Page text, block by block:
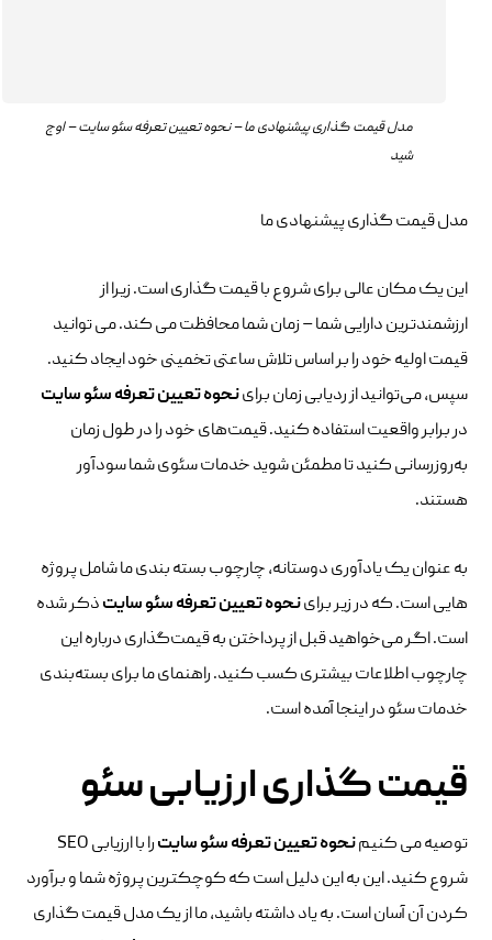
مدل قیمت گذاری پیشنهادی ما – نحوه تعیین تعرفه سئو سایت – اوج
شید
مدل قیمت گذاری پیشنهادی ما
این یک مکان عالی برای شروع با قیمت گذاری است. زیرا از
ارزشمندترین دارایی شما – زمان شما محافظت می کند. می توانید
قیمت اولیه خود را بر اساس تلاش ساعتی تخمینی خود ایجاد کنید.
سپس، می‌توانید از ردیابی زمان براینحوهتعیین تعرفه سئو سایت
در برابر واقعیت استفاده کنید. قیمت‌های خود را در طول زمان
به‌روزرسانی کنید تا مطمئن شوید خدمات سئوی شما سودآور
هستند.
به عنوان یک یادآوری دوستانه، چارچوب بسته بندی ما شامل پروژه
هایی است. که در زیر براینحوهتعیین تعرفه سئو سایتذکر شده
است. اگر می‌خواهید قبل از پرداختن به قیمت‌گذاری درباره این
چارچوب اطلاعات بیشتری کسب کنید. راهنمای ما برای بسته‌بندی
خدمات سئو در اینجا آمده است.
قیمت گذاری ارزیابی سئو
توصیه می کنیمنحوهتعیین تعرفه سئو سایت
را با ارزیابی SEO
شروع کنید. این به این دلیل است که کوچکترین پروژه شما و برآورد
کردن آن آسان است. به یاد داشته باشید، ما از یک مدل قیمت گذاری